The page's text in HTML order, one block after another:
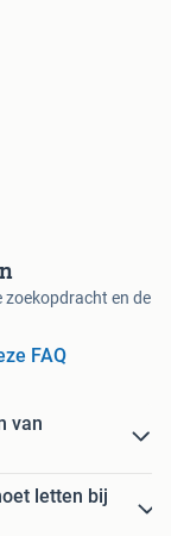
zoekopdracht en de
FAQ
van
letten bij